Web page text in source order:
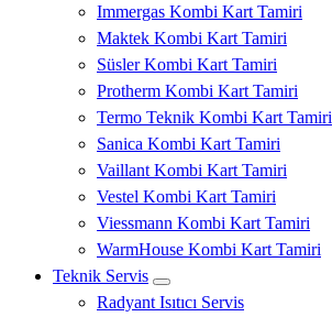
Immergas Kombi Kart Tamiri
Maktek Kombi Kart Tamiri
Süsler Kombi Kart Tamiri
Protherm Kombi Kart Tamiri
Termo Teknik Kombi Kart Tamiri
Sanica Kombi Kart Tamiri
Vaillant Kombi Kart Tamiri
Vestel Kombi Kart Tamiri
Viessmann Kombi Kart Tamiri
WarmHouse Kombi Kart Tamiri
Teknik Servis
Radyant Isıtıcı Servis